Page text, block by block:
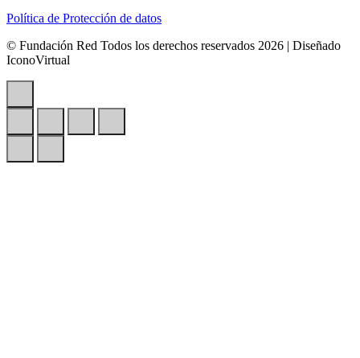
Política de Protección de datos
© Fundación Red Todos los derechos reservados 2026 | Diseñado
IconoVirtual